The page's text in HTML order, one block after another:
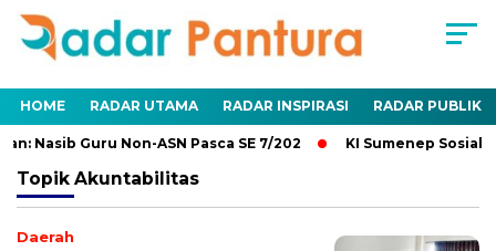
HOME RADAR UTAMA RADAR INSPIRASI RADAR PUBLIK
Nasib Guru Non-ASN Pasca SE 7/202 KI Sumenep
Topik Akuntabilitas
Daerah